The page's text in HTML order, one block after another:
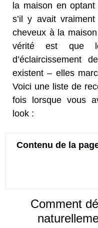
la maison en
s’il y avait
cheveux à la
vérité est que
d’éclaircissement
existent – elles
Voici une liste de
fois lorsque vous
look :
Contenu de la
Comment